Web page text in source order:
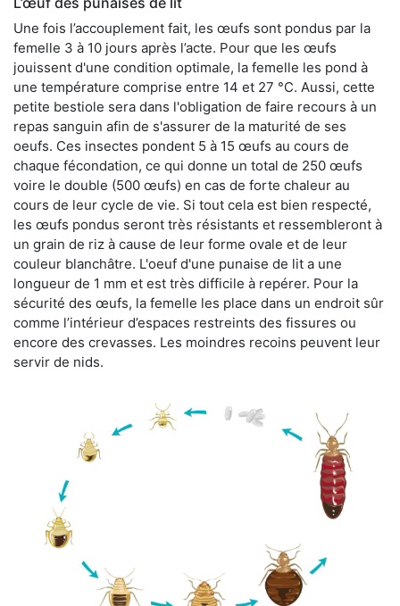
Une fois l’accouplement fait, les œufs sont pondus par la
femelle 3 à 10 jours après l’acte. Pour que les œufs
jouissent d'une condition optimale, la femelle les pond à
une température comprise entre 14 et 27 °C. Aussi, cette
petite bestiole sera dans l'obligation de faire recours à un
repas sanguin afin de s'assurer de la maturité de ses
oeufs. Ces insectes pondent 5 à 15 œufs au cours de
chaque fécondation, ce qui donne un total de 250 œufs
voire le double (500 œufs) en cas de forte chaleur au
cours de leur cycle de vie. Si tout cela est bien respecté,
les œufs pondus seront très résistants et ressembleront à
un grain de riz à cause de leur forme ovale et de leur
couleur blanchâtre. L'oeuf d'une punaise de lit a une
longueur de 1 mm et est très difficile à repérer. Pour la
sécurité des œufs, la femelle les place dans un endroit sûr
comme l’intérieur d’espaces restreints des fissures ou
encore des crevasses. Les moindres recoins peuvent leur
servir de nids.